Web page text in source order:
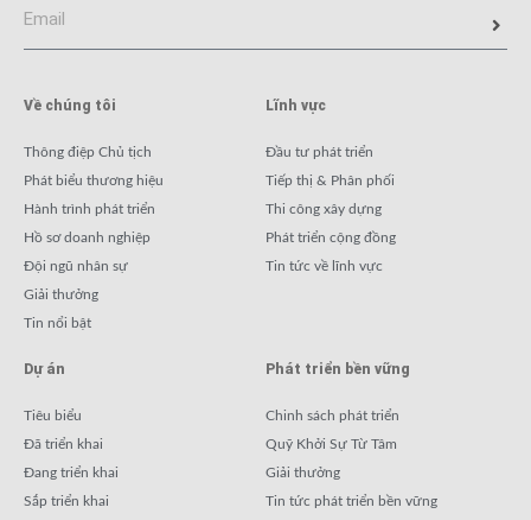
Về chúng tôi
Thông điệp Chủ tịch
Phát biểu thương hiệu
Hành trình phát triển
Hồ sơ doanh nghiệp
Đội ngũ nhân sự
Giải thưởng
Tin nổi bật
Lĩnh vực
Đầu tư phát triển
Tiếp thị & Phân phối
Thi công xây dựng
Phát triển cộng đồng
Tin tức về lĩnh vực
Dự án
Tiêu biểu
Đã triển khai
Đang triển khai
Sắp triển khai
Phát triển bền vững
Chinh sách phát triển
Quỹ Khởi Sự Từ Tâm
Giải thưởng
Tin tức phát triển bền vững